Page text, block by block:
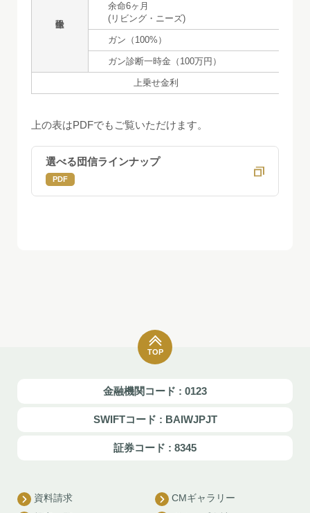
余命6ヶ月
(リビング・ニーズ)
ガン（100%）
ガン診断一時金（100万円）
上乗せ金利
上の表はPDFでもご覧いただけます。
選べる団信ラインナップ
PDF
TOP
金融機関コード : 0123
SWIFTコード : BAIWJPJT
証券コード : 8345
資料請求
CMギャラリー